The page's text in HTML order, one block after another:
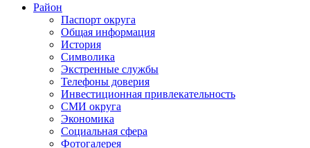
Район
Паспорт округа
Общая информация
История
Символика
Экстренные службы
Телефоны доверия
Инвестиционная привлекательность
СМИ округа
Экономика
Социальная сфера
Фотогалерея